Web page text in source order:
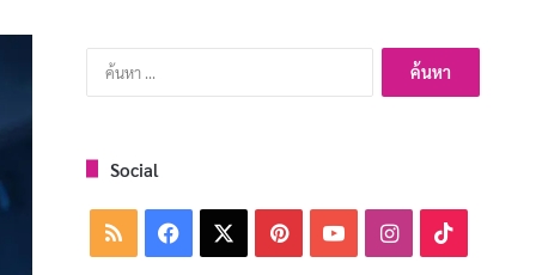
ค้นหา
สำหรับ:
Social
RSS Facebook PinterestYouTubeInstagram